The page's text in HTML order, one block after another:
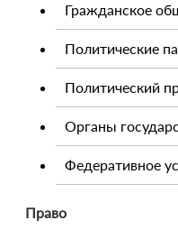
Гражданское
Политические
Политический
Органы
Федеративное
Право